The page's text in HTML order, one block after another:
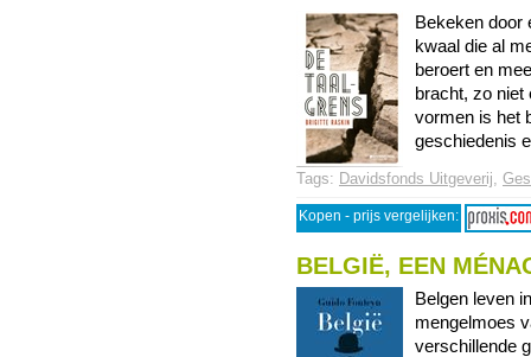
Bekeken door
kwaal die al
beroert en
bracht, zo niet
vormen is het
geschiedenis
Tags: Davidsfonds Uitgeverij,
Kopen - prijs vergelijken:
BELGIË, EEN
Belgen leven
mengelmoes
verschillende